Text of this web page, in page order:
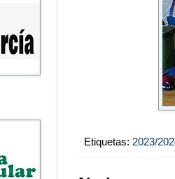
Etiquetas: 2023/